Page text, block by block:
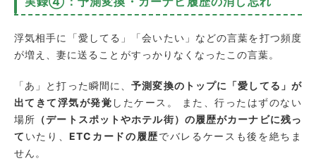
浮気相手に「愛してる」「会いたい」などの言葉を打つ頻度
が増え、妻に送ることがすっかりなくなったこの言葉。
「あ」と打った瞬間に、予測変換のトップに「愛してる」が
出てきて浮気が発覚 したケース。 また、行ったはずのない
場所 （デートスポットやホテル街）の履歴がカーナビに残っ
て いたり、ETCカードの履歴でバレるケースも後を絶ちま
せん。